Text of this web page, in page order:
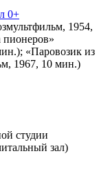
0+
1954,
«Паровозик из
1967, 10 мин.)
студии
зал)